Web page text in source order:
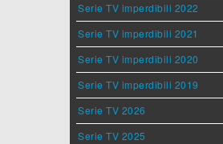
Serie TV imperdibili 2022
Serie TV imperdibili 2021
Serie TV imperdibili 2020
Serie TV imperdibili 2019
Serie TV 2026
Serie TV 2025